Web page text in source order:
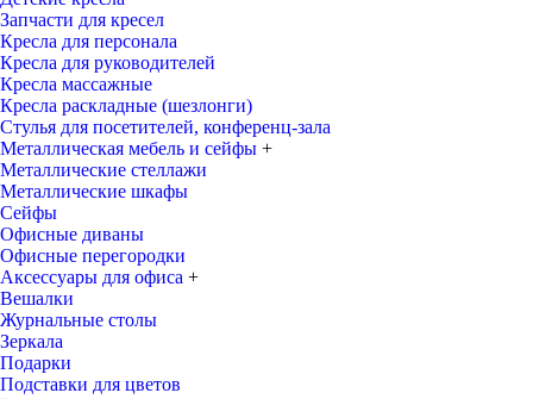
Запчасти для кресел
Кресла для персонала
Кресла для руководителей
Кресла массажные
Кресла раскладные (шезлонги)
Стулья для посетителей, конференц-зала
Металлическая мебель и сейфы +
Металлические стеллажи
Металлические шкафы
Сейфы
Офисные диваны
Офисные перегородки
Аксессуары для офиса +
Вешалки
Журнальные столы
Зеркала
Подарки
Подставки для цветов